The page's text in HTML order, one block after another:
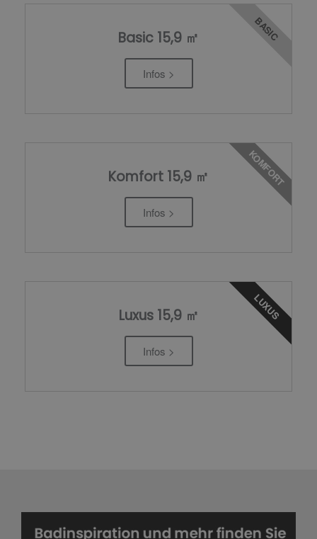
Basic 15,9 ㎡
Infos >
BASIC
Komfort 15,9 ㎡
Infos >
KOMFORT
Luxus 15,9 ㎡
Infos >
LUXUS